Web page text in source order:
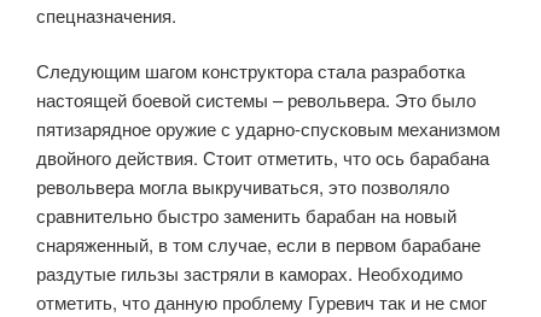
спецназначения.
Следующим шагом конструктора стала разработка
настоящей боевой системы – револьвера. Это было
пятизарядное оружие с ударно-спусковым механизмом
двойного действия. Стоит отметить, что ось барабана
револьвера могла выкручиваться, это позволяло
сравнительно быстро заменить барабан на новый
снаряженный, в том случае, если в первом барабане
раздутые гильзы застряли в каморах. Необходимо
отметить, что данную проблему Гуревич так и не смог